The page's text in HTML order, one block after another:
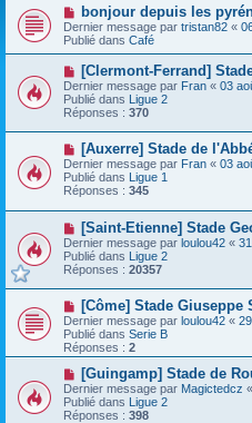
N
o
u
v
e
u
m
e
s
s
a
g
e
bonjour depuis les
Dernier message par tristan82 «
Publié dans Café
N
o
u
v
e
a
m
e
s
s
a
e
[Clermont-Ferrand]
Dernier message par Fran « 03
Publié dans Ligue 2
Réponses : 370
N
o
u
v
e
a
u
m
e
s
s
a
e
[Auxerre] Stade de
Dernier message par Fran « 03
Publié dans Ligue 1
Réponses : 345
N
o
u
v
e
a
m
e
s
s
a
g
e
[Saint-Etienne] Stade
Dernier message par loulou42 «
Publié dans Ligue 2
Réponses : 20357
N
o
u
v
e
a
u
m
e
[Côme] Stade Giuseppe
Dernier message par loulou42 «
Publié dans Serie B
Réponses : 2
N
o
u
v
[Guingamp] Stade de
Dernier message par Magictedcz «
Publié dans Ligue 2
Réponses : 398